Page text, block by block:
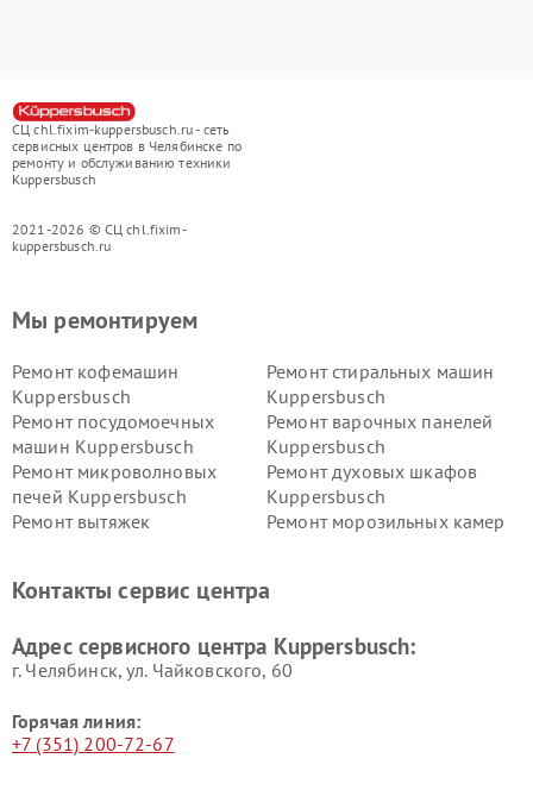
СЦ chl.fixim-kuppersbusch.ru - сеть
сервисных центров в Челябинске по
ремонту и обслуживанию техники
Kuppersbusch
2021-2026 © СЦ chl.fixim-
kuppersbusch.ru
Мы ремонтируем
Ремонт кофемашин
Kuppersbusch
Ремонт стиральных машин
Kuppersbusch
Ремонт посудомоечных
машин Kuppersbusch
Ремонт варочных панелей
Kuppersbusch
Ремонт микроволновых
печей Kuppersbusch
Ремонт духовых шкафов
Kuppersbusch
Ремонт вытяжек
Ремонт морозильных камер
Kuppersbusch
вакуумных упаковщиков
Ремонт сушильных машин Kuppersbusch
Контакты сервис центра
Адрес сервисного центра Kuppersbusch:
г. Челябинск, ул. Чайковского, 60
Горячая линия:
+7 (351) 200-72-67